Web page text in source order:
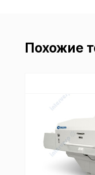
Похожие